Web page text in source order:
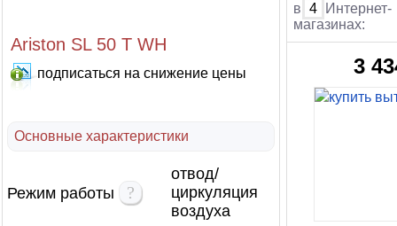
Ariston SL 50 T WH
подписаться на снижение цены
Основные характеристики
Режим работы ?
отвод/
циркуляция
воздуха
в 4
Интернет-
магазинах:
3